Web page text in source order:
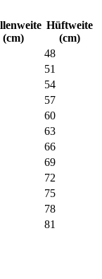
(cm)
Hüftweite
(cm)
48
51
54
57
60
63
66
69
72
75
78
81